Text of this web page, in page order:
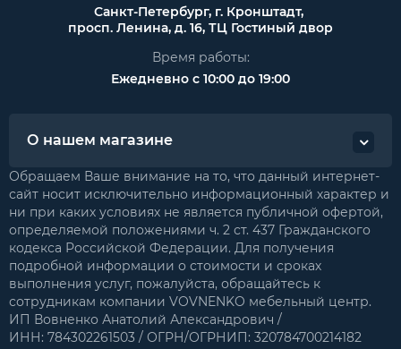
Санкт-Петербург, г. Кронштадт,
просп. Ленина, д. 16, ТЦ Гостиный двор
Время работы:
Ежедневно с 10:00 до 19:00
О нашем магазине
Обращаем Ваше внимание на то, что данный интернет-
сайт носит исключительно информационный характер и
ни при каких условиях не является публичной офертой,
определяемой положениями ч. 2 ст. 437 Гражданского
кодекса Российской Федерации. Для получения
подробной информации о стоимости и сроках
выполнения услуг, пожалуйста, обращайтесь к
сотрудникам компании VOVNENKO мебельный центр.
ИП Вовненко Анатолий Александрович /
ИНН: 784302261503 / ОГРН/ОГРНИП: 320784700214182